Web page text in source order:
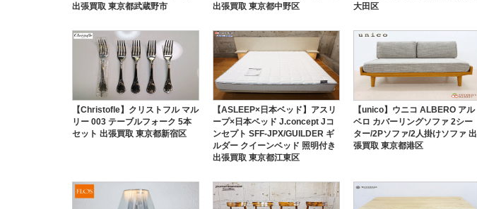
出張買取 東京都武蔵野市
出張買取 東京都中野区
大田区
【Christofle】クリストフル マル
リー 003 テーブルフォーク 5本
セット 出張買取 東京都新宿区
【ASLEEP×日本ベッド】アスリ
ープ×日本ベッド J.concept Jコ
ンセプト SFF-JPX/GUILDER ギ
ルダー クイーンベッド 照明付き
出張買取 東京都江東区
【unico】ウニコ ALBERO アル
ベロ カバーリングソファ 2シー
ター/2Pソファ/2人掛けソファ 出
張買取 東京都港区